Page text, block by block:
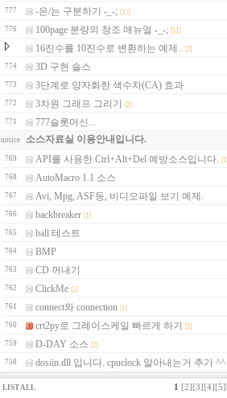
777 -은/는 구분하기 -_-; [15]
776 100page 분량의 창조 매뉴얼 -_-; [11]
16진수를 10진수로 변환하는 예제.. [3]
774 3D 구현 솔스
773 3단계로 양자화한 색수차(CA) 효과
772 3차원 그래프 그리기 [2]
771 777슬롯머신...
notice 소스자료실 이용안내입니다.
769 API를 사용한 Ctrl+Alt+Del 예방소스입니다. [1]
768 AutoMacro 1.1 소스
767 Avi, Mpg, ASF등, 비디오파일 보기 예제.
766 backbreaker [1]
765 ball 테스트
764 BMP
763 CD 꺼내기
762 ClickMe [5]
761 connect와 connection [1]
760 crt2py로 그레이스케일 빠르게 하기 [1]
759 D-DAY 소스 [2]
758 dosiin.dll 입니다. cpuclock 알아내는거 추가 ^^
LIST ALL 1 [2] [3] [4] [5]